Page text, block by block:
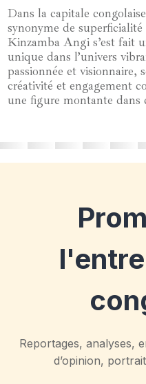
Dans la capitale
synonyme de
Kinzamba Angi s’est fait
unique dans l’univers
passionnée et visionnaire,
créativité et engagement
une figure montante dans
Reportages, analyses,
d’opinion,